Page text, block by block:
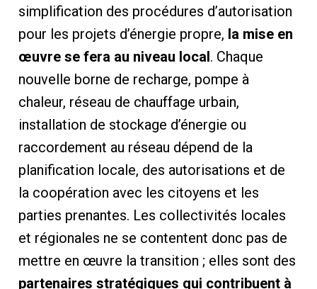
simplification des procédures d’autorisation
pour les projets d’énergie propre, la mise en
œuvre se fera au niveau local. Chaque
nouvelle borne de recharge, pompe à
chaleur, réseau de chauffage urbain,
installation de stockage d’énergie ou
raccordement au réseau dépend de la
planification locale, des autorisations et de
la coopération avec les citoyens et les
parties prenantes. Les collectivités locales
et régionales ne se contentent donc pas de
mettre en œuvre la transition ; elles sont des
partenaires stratégiques qui contribuent à